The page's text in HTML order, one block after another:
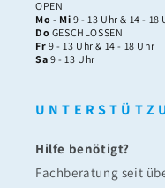
OPEN
Mo - Mi 9 - 13 Uhr & 14 - 18
Do GESCHLOSSEN
Fr 9 - 13 Uhr & 14 - 18 Uhr
Sa 9 - 13 Uhr
U N T E R S T Ü T Z
Hilfe benötigt?
Fachberatung seit